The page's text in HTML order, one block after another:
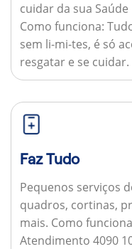
cuidar da sua
Como funciona:
sem li-mi-tes, é só
resgatar e se cuidar.
Faz Tudo
Pequenos serviços
quadros, cortinas,
mais. Como
Atendimento 4090